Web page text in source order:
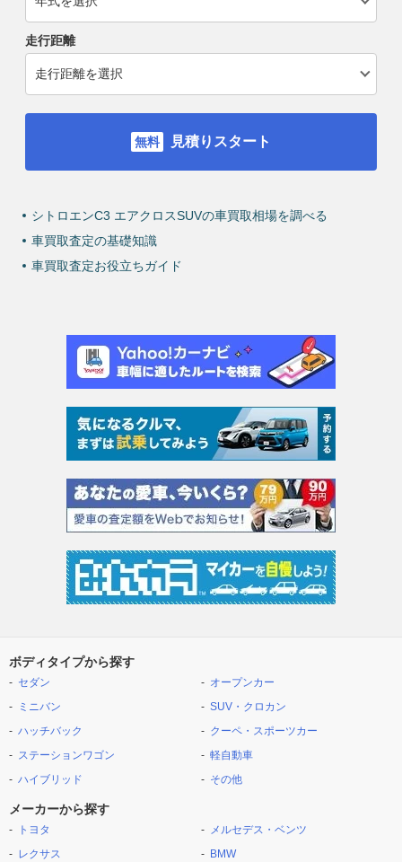
走行距離
見積りスタート
シトロエンC3 エアクロスSUVの車買取相場を調べる
車買取査定の基礎知識
車買取査定お役立ちガイド
ボディタイプから探す
セダン
ミニバン
ハッチバック
ステーションワゴン
ハイブリッド
オープンカー
SUV・クロカン
クーペ・スポーツカー
軽自動車
その他
メーカーから探す
トヨタ
レクサス
メルセデス・ベンツ
BMW